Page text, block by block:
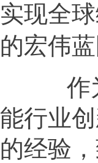
实现全
的宏伟蓝
作为
能行业
的经验